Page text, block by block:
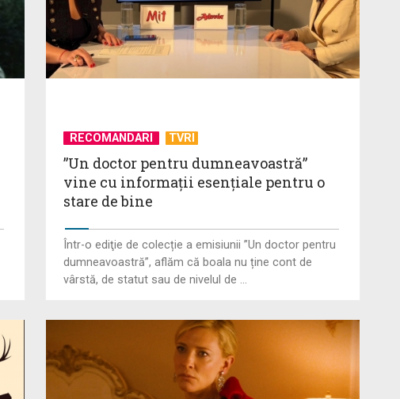
instanță ...
RECOMANDARI TVRI
”Un doctor pentru dumneavoastră”
vine cu informații esențiale pentru o
stare de bine
Într-o ediţie de colecție a emisiunii ”Un doctor pentru
dumneavoastră”, aflăm că boala nu ține cont de
vârstă, de statut sau de nivelul de ...